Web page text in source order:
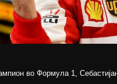
во Формула 1,